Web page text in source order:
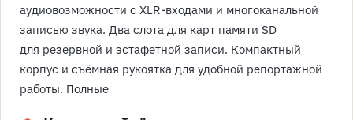
аудиовозможности с XLR-входами и многоканальной
записью звука. Два слота для карт памяти SD
для резервной и эстафетной записи. Компактный
корпус и съёмная рукоятка для удобной репортажной
работы. Полные